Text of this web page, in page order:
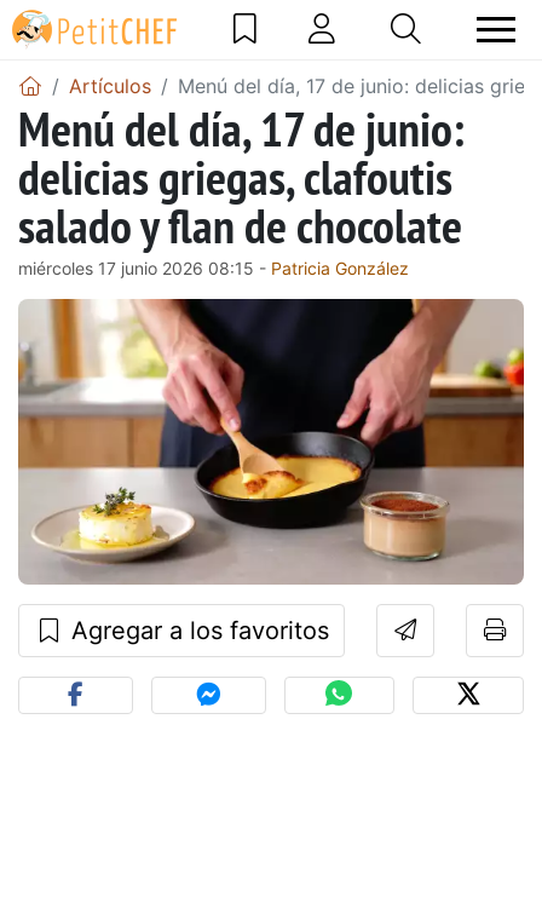
Artículos Menú del día, 17 de junio: delicias
Menú del día, 17 de junio:
delicias griegas, clafoutis
salado y flan de chocolate
miércoles 17 junio 2026 08:15 - Patricia González
Agregar a los favoritos